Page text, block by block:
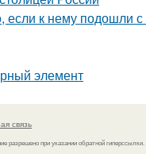
к нему подошли с
элемент
связь
разрешено при указании обратной гиперссылки.